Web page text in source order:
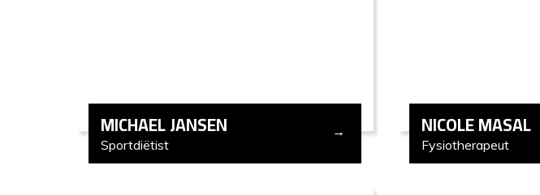
MICHAEL JANSEN
Sportdiëtist
NICOLE MASAL
Fysiotherapeut